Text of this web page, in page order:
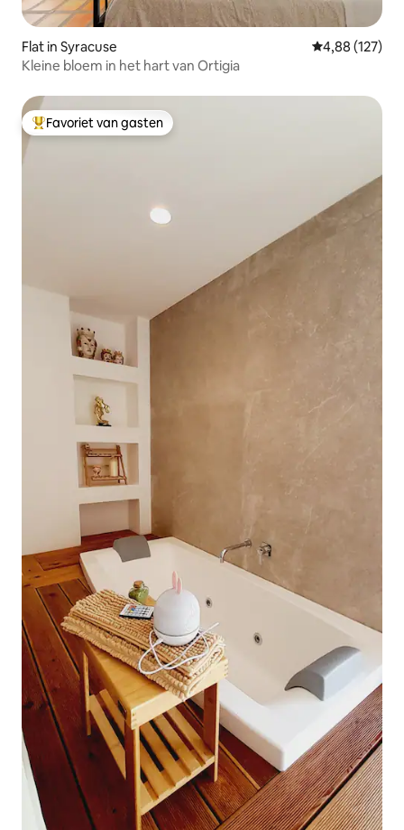
Flat in Syracuse Gemiddelde
4,88 (127)
Kleine bloem in het hart van Ortigia
Topfavoriet van gasten
Favoriet van gasten